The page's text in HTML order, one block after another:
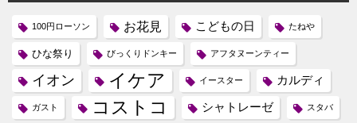
100円ローソン お花見 こどもの日 たねや
ひな祭り びっくりドンキー アフタヌーンティー
イオン イケア イースター カルディ
ガスト コストコ シャトレーゼ スタバ